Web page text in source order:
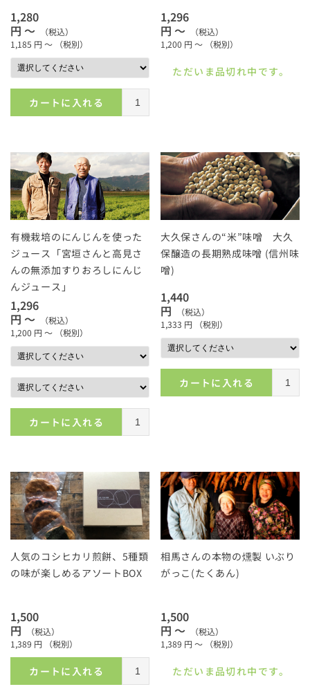
1,280
円 ～
（税込）
1,185 円 ～ （税別）
カートに入れる
1,296
円 ～
（税込）
1,200 円 ～ （税別）
ただいま品切れ中です。
有機栽培のにんじんを使った
ジュース「宮垣さんと高見さ
んの無添加すりおろしにんじ
んジュース」
1,296
円 ～
（税込）
1,200 円 ～ （税別）
カートに入れる
大久保さんの“米”味噌 大久
保醸造の長期熟成味噌 (信州味
噌)
1,440
円
（税込）
1,333 円 （税別）
カートに入れる
人気のコシヒカリ煎餅、5種類
の味が楽しめるアソートBOX
1,500
円
（税込）
1,389 円 （税別）
カートに入れる
相馬さんの本物の燻製 いぶり
がっこ(たくあん)
1,500
円 ～
（税込）
1,389 円 ～ （税別）
ただいま品切れ中です。